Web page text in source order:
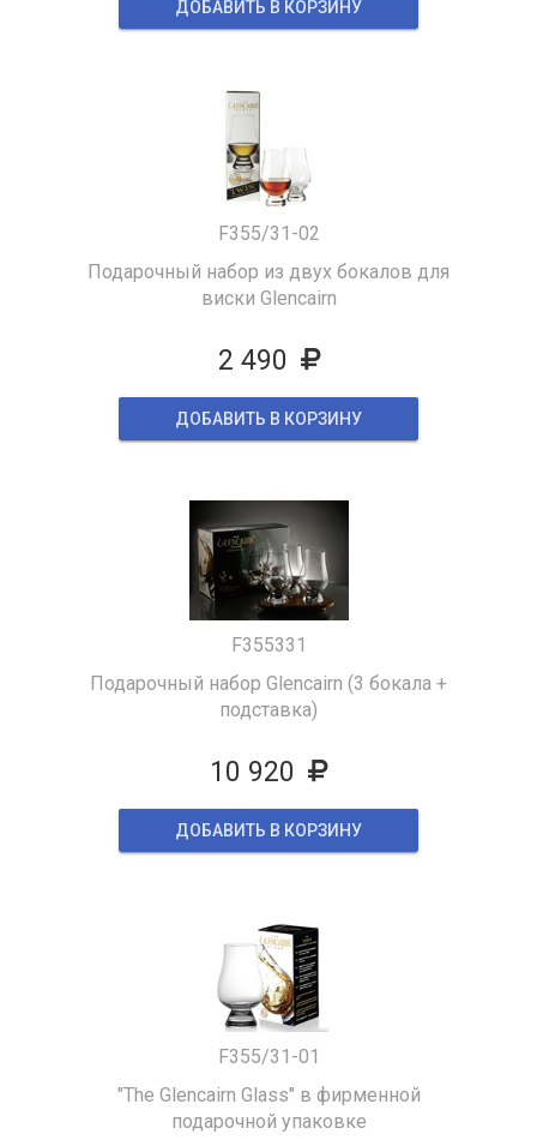
ДОБАВИТЬ В КОРЗИНУ
F355/31-02
Подарочный набор из двух бокалов для
виски Glencairn
2 490
ДОБАВИТЬ В КОРЗИНУ
F355331
Подарочный набор Glencairn (3 бокала +
подставка)
10 920
ДОБАВИТЬ В КОРЗИНУ
F355/31-01
"The Glencairn Glass" в фирменной
подарочной упаковке